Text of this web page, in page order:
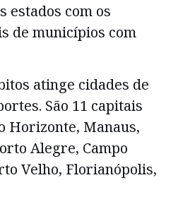
estados com os
de municípios com
atinge cidades de
São 11 capitais
Horizonte, Manaus,
Alegre, Campo
Velho, Florianópolis,